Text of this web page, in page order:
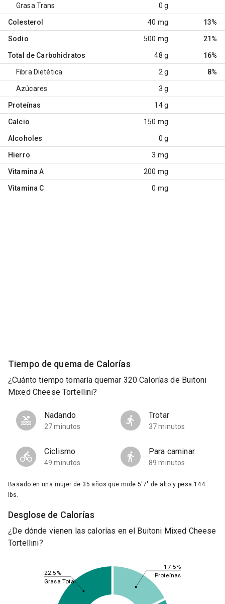
Grasa Trans 0 g
Colesterol 40 mg 13%
Sodio 500 mg 21%
Total de Carbohidratos 48 g 16%
Fibra Dietética 2 g 8%
Azúcares 3 g
Proteínas 14 g
Calcio 150 mg
Alcoholes 0 g
Hierro 3 mg
Vitamina A 200 mg
Vitamina C 0 mg
Tiempo de quema de Calorías
¿Cuánto tiempo tomaría quemar 320 Calorías de Buitoni
Mixed Cheese Tortellini?
Nadando
27 minutos
Trotar
37 minutos
Ciclismo
49 minutos
Para caminar
89 minutos
Basado en una mujer de 35 años que mide 5'7" de alto y pesa 144
lbs.
Desglose de Calorías
¿De dónde vienen las calorías en el Buitoni Mixed Cheese
Tortellini?
17.5%
22.5%
Proteínas
Grasa Total